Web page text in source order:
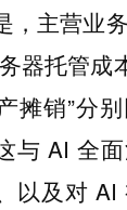
，主营业
器托管成
摊销”分
与 AI 全
以及对 AI